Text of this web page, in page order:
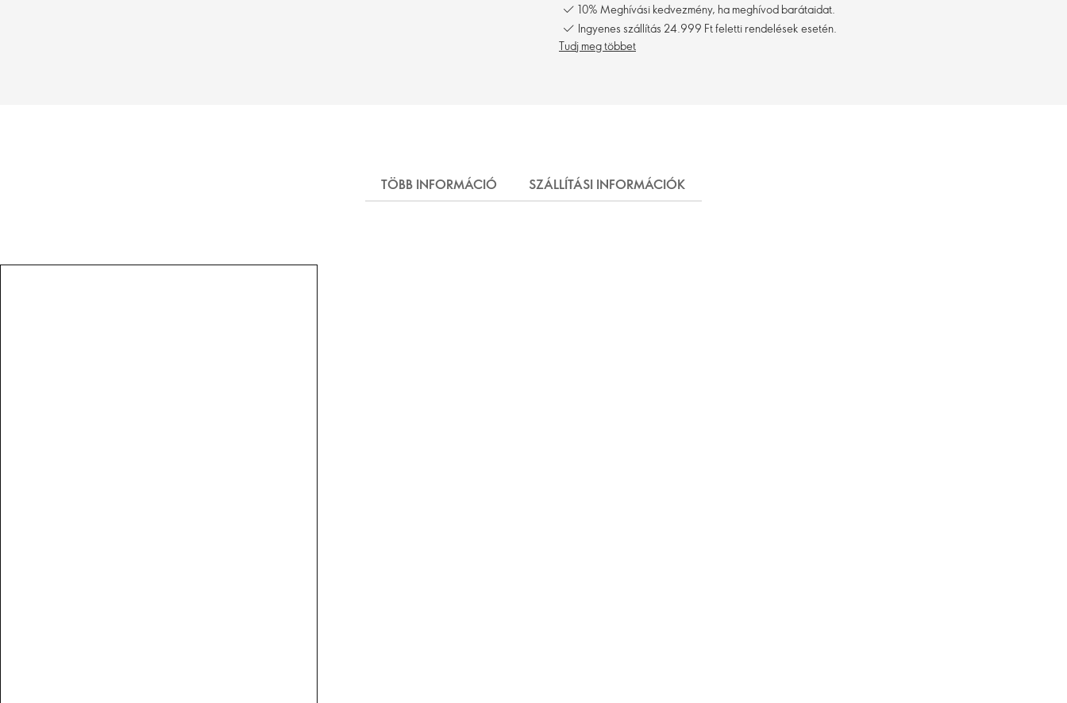
10% Meghívási kedvezmény, ha meghívod barátaidat.
Ingyenes szállítás 24.999 Ft feletti rendelések esetén.
Tudj meg többet
TÖBB INFORMÁCIÓ SZÁLLÍTÁSI INFORMÁCIÓK